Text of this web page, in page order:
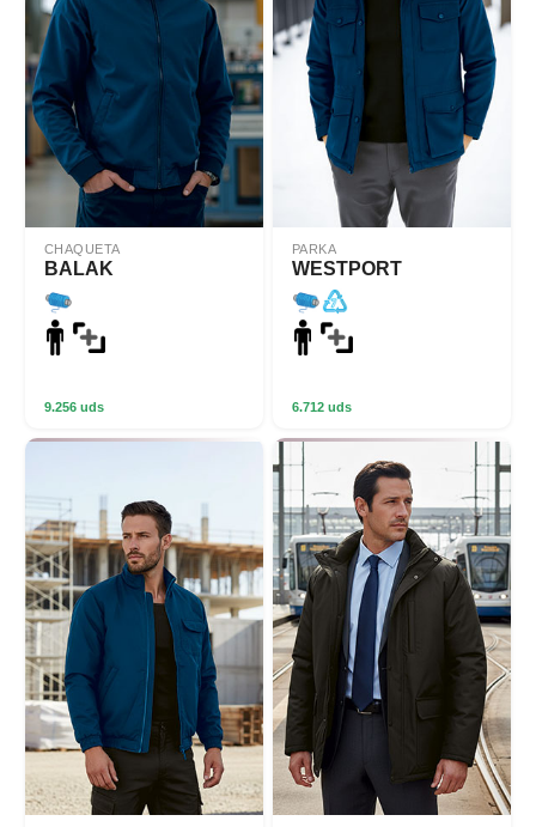
CHAQUETA
BALAK
9.256 uds
PARKA
WESTPORT
6.712 uds